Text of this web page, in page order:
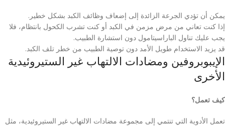
يمكن أن تؤدي الجرعة الزائدة إلى إضعاف وظائف الكبد بشكل خطير.
إذا كنت تعاني من مرض مزمن في الكبد أو كنت تشرب الكحول بانتظام، فلا
يجب عليك تناول الباراسيتامول دون استشارة الطبيب.
قد يزيد الاستخدام طويل الأمد دون توصية الطبيب من خطر تلف الكبد.
الإيبوبروفين ومضادات الالتهاب غير الستيروئيدية
الأخرى
كيف تعمل؟
تعمل الأدوية التي تنتمي إلى مجموعة مضادات الالتهاب غير الستيروئيدية، مثل